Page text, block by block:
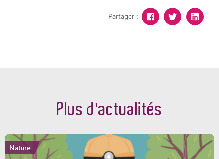
Partager :
Plus d'actualités
Nature